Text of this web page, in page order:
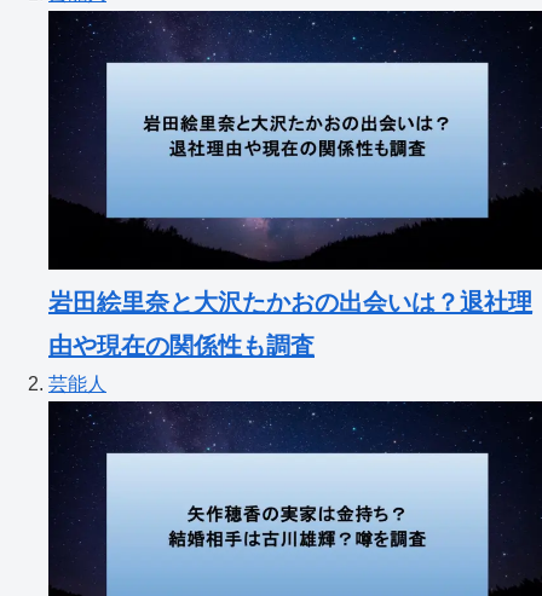
岩田絵里奈と大沢たかおの出会いは？退社理
由や現在の関係性も調査
芸能人